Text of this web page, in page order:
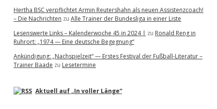
Hertha BSC verpflichtet Armin Reutershahn als neuen Assistenzcoach!
– Die Nachrichten zu Alle Trainer der Bundesliga in einer Liste
Lesenswerte Links – Kalenderwoche 45 in 2024 | zu Ronald Reng in
Ruhrort: „1974 — Eine deutsche Begegnung“
Ankündigung: „Nachspielzeit“ — Erstes Festival der Fußball-Literatur –
Trainer Baade zu Lesetermine
Aktuell auf „In voller Länge“